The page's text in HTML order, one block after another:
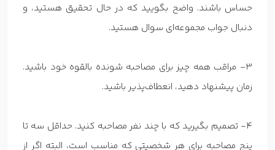
حساس باشند. واضح بگویید که در حال تحقیق هستید، و
دنبال جواب مجموعه‌ای سوال هستید.
3- مراقب همه چیز برای مصاحبه شونده بالقوه خود باشید.
زمان پیشنهاد دهید، انعطاف‌پذیر باشید.
4- تصمیم بگیرید که با چند نفر مصاحبه کنید. حداقل سه تا
پنج مصاحبه برای هر شخصیتی که مناسب است، البته اگر از